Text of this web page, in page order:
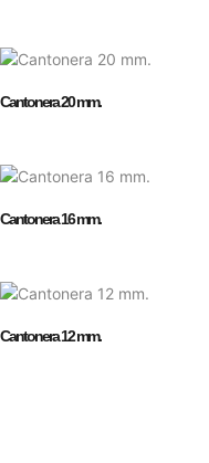
Cantonera 20 mm.
Cantonera 16 mm.
Cantonera 12 mm.